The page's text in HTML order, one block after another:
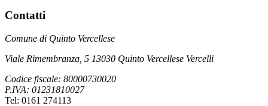
Contatti
Comune di Quinto Vercellese
Viale Rimembranza, 5 13030 Quinto Vercellese Vercelli
Codice fiscale: 80000730020
P.IVA: 01231810027
Tel: 0161 274113